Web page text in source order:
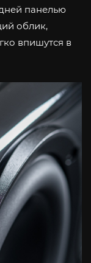
панелью
облик,
впишутся в